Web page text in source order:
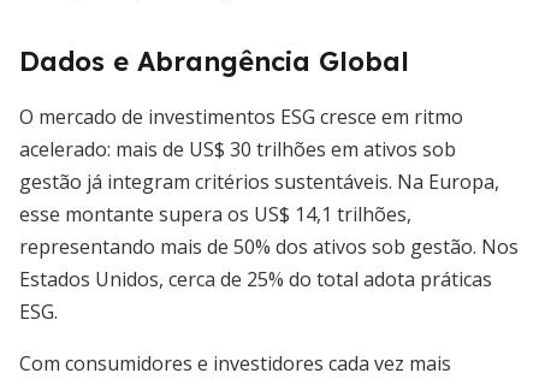
Dados e Abrangência Global
O mercado de investimentos ESG cresce em ritmo
acelerado: mais de US$ 30 trilhões em ativos sob
gestão já integram critérios sustentáveis. Na Europa,
esse montante supera os US$ 14,1 trilhões,
representando mais de 50% dos ativos sob gestão. Nos
Estados Unidos, cerca de 25% do total adota práticas
ESG.
Com consumidores e investidores cada vez mais